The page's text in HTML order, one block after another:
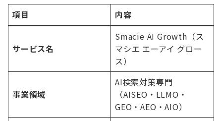
項目 内容
サービス名
Smacie AI Growth（ス
マシエ エーアイ グロー
ス）
事業領域
AI検索対策専門
（AISEO・LLMO・
GEO・AEO・AIO）